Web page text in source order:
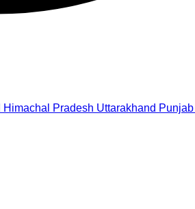
Himachal Pradesh Uttarakhand Punjab